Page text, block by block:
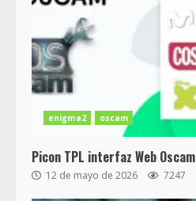
enigma2 oscam
Picon TPL interfaz Web Oscam
12 de mayo de 2026 7247